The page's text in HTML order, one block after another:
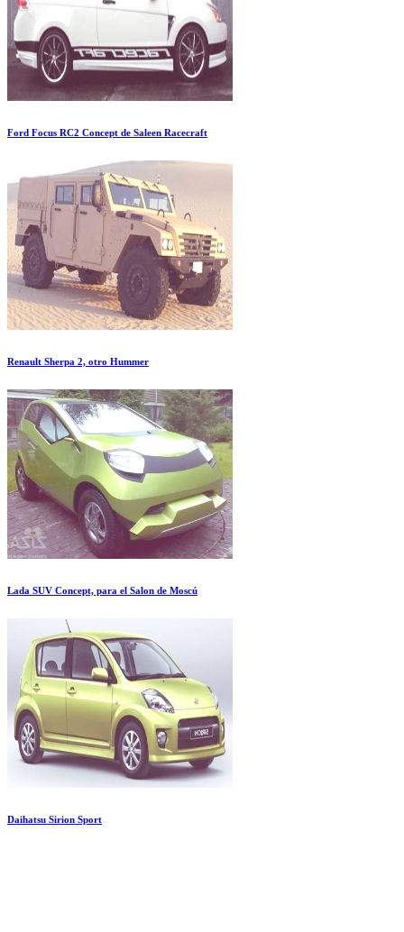
Ford Focus RC2 Concept de Saleen Racecraft
Renault Sherpa 2, otro Hummer
Lada SUV Concept, para el Salon de Moscú
Daihatsu Sirion Sport